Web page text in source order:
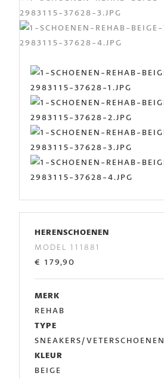
HERENSCHOENEN
MODEL 111881
€ 179,90
MERK
REHAB
TYPE
SNEAKERS/VETERSCHOENEN
KLEUR
BEIGE